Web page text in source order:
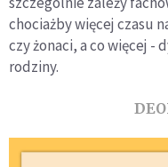
chociażby więcej czasu
czy żonaci, a co więcej -
rodziny.